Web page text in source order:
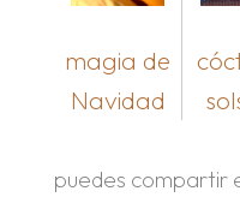
magia de
Navidad
puedes compartir